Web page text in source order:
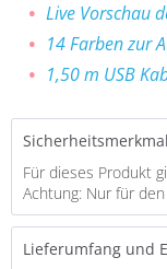
Live Vorschau
14 Farben zur
1,50 m USB
Für dieses Produkt
Achtung: Nur für
Lieferumfang und